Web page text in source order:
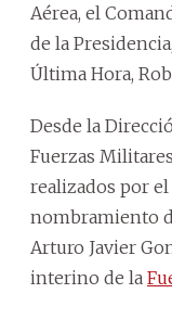
Aérea, el
de la
Última Hora,
Desde la
Fuerzas
realizados por
nombramiento
Arturo Javier
interino de la